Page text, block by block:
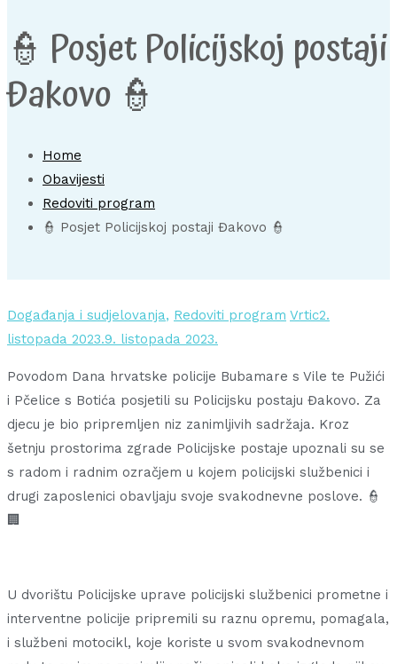
👮 Posjet Policijskoj postaji
Đakovo 👮
Home
Obavijesti
Redoviti program
👮 Posjet Policijskoj postaji Đakovo 👮
Događanja i sudjelovanja, Redoviti program Vrtic2.
listopada 2023.9. listopada 2023.
Povodom Dana hrvatske policije Bubamare s Vile te Pužići
i Pčelice s Botića posjetili su Policijsku postaju Đakovo. Za
djecu je bio pripremljen niz zanimljivih sadržaja. Kroz
šetnju prostorima zgrade Policijske postaje upoznali su se
s radom i radnim ozračjem u kojem policijski službenici i
drugi zaposlenici obavljaju svoje svakodnevne poslove. 👮
🏢
U dvorištu Policijske uprave policijski službenici prometne i
interventne policije pripremili su raznu opremu, pomagala,
i službeni motocikl, koje koriste u svom svakodnevnom